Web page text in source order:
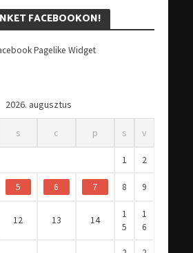
FACEBOOKON!
2026. augusztus
s c p s v
1 2
5 6 7 8 9
12 13 14
1
5
1
6